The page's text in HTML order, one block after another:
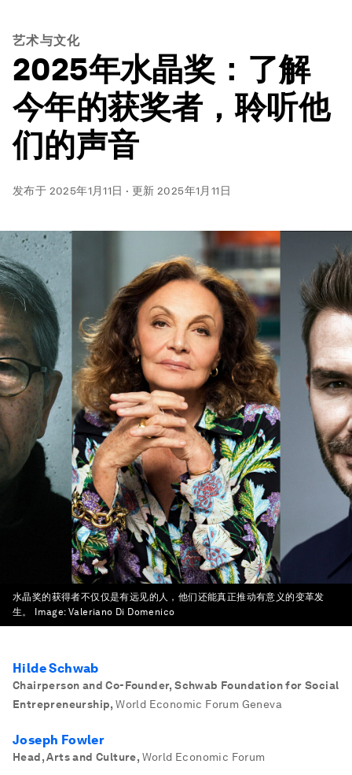
艺术与文化
2025年水晶奖：了解
今年的获奖者，聆听他
们的声音
发布于 2025年1月11日 · 更新2025年1月11日
水晶奖的获得者不仅仅是有远见的人，他们还能真正推动有意义的变革发
生。
Image:Valeriano Di Domenico
Hilde Schwab
Chairperson and Co-Founder, Schwab Foundation for Social
Entrepreneurship, World Economic Forum Geneva
Joseph Fowler
Head, Arts and Culture, World Economic Forum